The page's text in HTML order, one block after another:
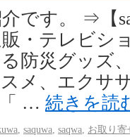
です。 ⇒【
・テレビシ
防災グッズ
メ、エクサ
… 続きを読
saquwa saqwa お取り